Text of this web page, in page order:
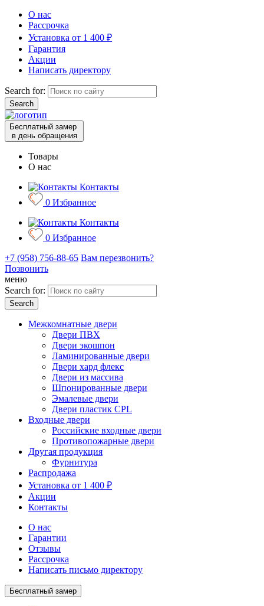
О нас
Рассрочка
Установка от 1 400 ₽
Гарантия
Акции
Написать директору
Search for:
Бесплатный замер
в день обращения
Товары
О нас
Контакты
0 Избранное
Контакты
0 Избранное
+7 (958) 756-88-65 Вам перезвонить?
Позвонить
меню
Search for:
Межкомнатные двери
Двери ПВХ
Двери экошпон
Ламинированные двери
Двери хард флекс
Двери из массива
Шпонированные двери
Эмалевые двери
Двери пластик CPL
Входные двери
Российские входные двери
Противопожарные двери
Другая продукция
Фурнитура
Распродажа
Установка от 1 400 ₽
Акции
Контакты
О нас
Гарантии
Отзывы
Рассрочка
Написать письмо директору
Бесплатный замер